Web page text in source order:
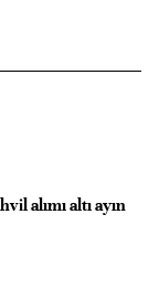
alımı altı ayın